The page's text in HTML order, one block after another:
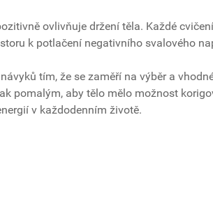
ovlivňuje držení těla. Každé
k potlačení negativního svalového
tím, že se zaměří na výběr a
pomalým, aby tělo mělo možnost
v každodenním životě.